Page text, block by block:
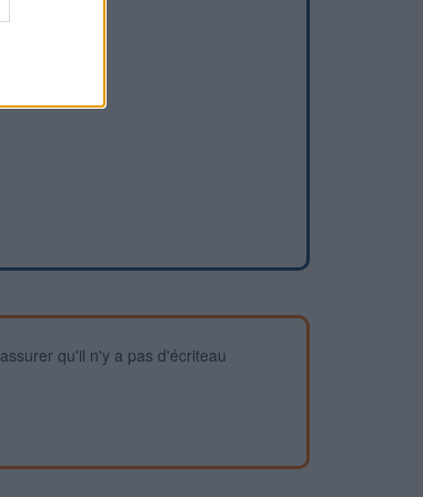
qu'il n'y a pas d'écriteau